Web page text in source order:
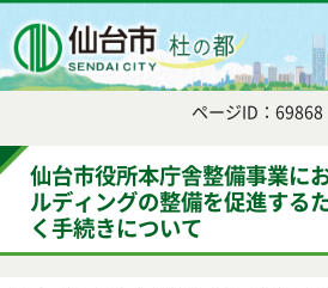
ページID：69868
仙台市役所本庁舎整備事業に
ルディングの整備を促進する
く手続きについて